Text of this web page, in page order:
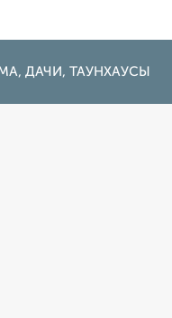
ДАЧИ, ТАУНХАУСЫ